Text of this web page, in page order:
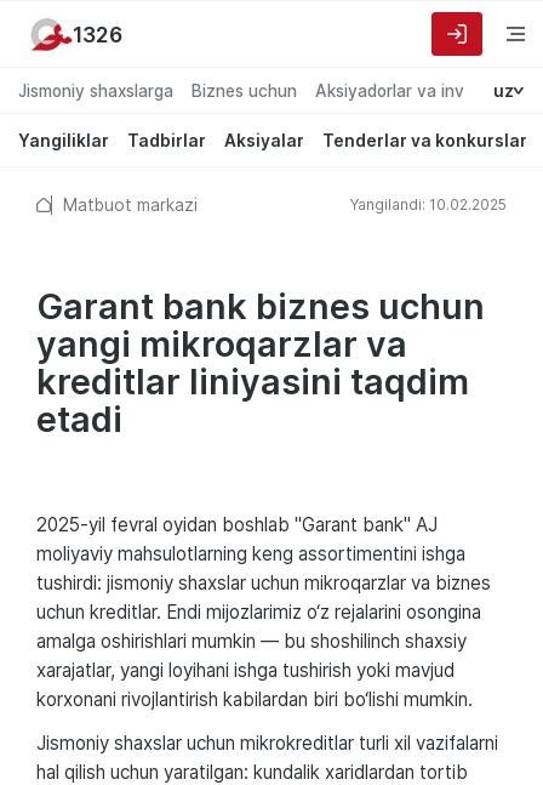
Jismoniy shaxslarga Biznes uchun Aksiyadorlar va investorlarga
uz
Yangiliklar Tadbirlar Aksiyalar Tenderlar va konkurslar
1326
Matbuot markazi Yangilandi: 10.02.2025
Garant bank biznes uchun
yangi mikroqarzlar va
kreditlar liniyasini taqdim
etadi
2025-yil fevral oyidan boshlab "Garant bank" AJ
moliyaviy mahsulotlarning keng assortimentini ishga
tushirdi: jismoniy shaxslar uchun mikroqarzlar va biznes
uchun kreditlar. Endi mijozlarimiz o‘z rejalarini osongina
amalga oshirishlari mumkin — bu shoshilinch shaxsiy
xarajatlar, yangi loyihani ishga tushirish yoki mavjud
korxonani rivojlantirish kabilardan biri bo‘lishi mumkin.
Jismoniy shaxslar uchun mikrokreditlar turli xil vazifalarni
hal qilish uchun yaratilgan: kundalik xaridlardan tortib